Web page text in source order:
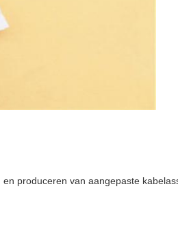
produceren van aangepaste